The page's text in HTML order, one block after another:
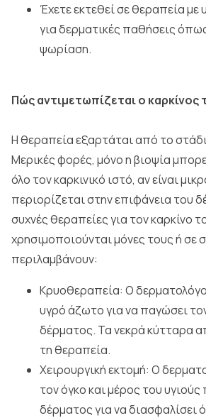
Έχετε εκτεθεί σε θεραπεία
για δερματικές παθήσεις
ψωρίαση.
Πώς αντιμετωπίζεται ο καρκίνος
Η θεραπεία εξαρτάται από το
Μερικές φορές, μόνο η βιοψία
όλο τον καρκινικό ιστό, αν είναι
περιορίζεται στην επιφάνεια του
συχνές θεραπείες για τον καρκίνο
χρησιμοποιούνται μόνες τους ή σε
περιλαμβάνουν:
Κρυοθεραπεία: Ο
υγρό άζωτο για να παγώσει
δέρματος. Τα νεκρά κύτταρα
τη θεραπεία.
Χειρουργική εκτομή: Ο
τον όγκο και μέρος του
δέρματος για να διασφαλίσει